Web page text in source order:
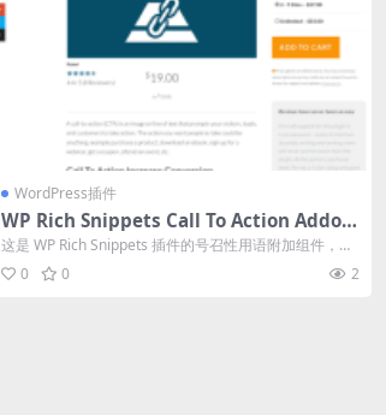
WordPress插件
WP Rich Snippets Call To Action Addon
1.9.2
这是 WP Rich Snippets 插件的号召性用语附加组件，在
内容下方显示...
0 0 2